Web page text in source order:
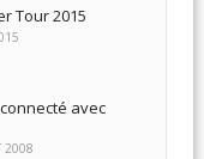
Tour 2015
avec
2008